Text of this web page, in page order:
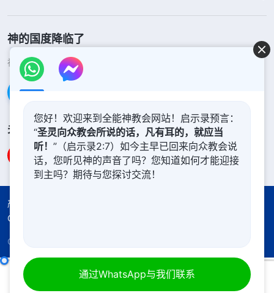
神的国度降临了
神的国度已经降临在人间！你想进入神的国度吗？
通过Messenger联系我们
关注我们
严正声明
Cookie声明
Copyright © 2026
您好！欢迎来到全能神教会网站！启示录预言：
“圣灵向众教会所说的话，凡有耳的，就应当
听！ ”（启示录2:7）如今主早已回来向众教会说
话，您听见神的声音了吗？您知道如何才能迎接
到主吗？期待与您探讨交流！
通过WhatsApp与我们联系
认识自己才有利于追求真理（中集）